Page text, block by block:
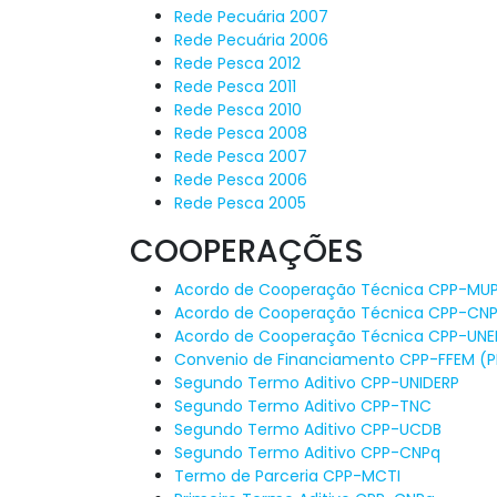
Rede Pecuária 2007
Rede Pecuária 2006
Rede Pesca 2012
Rede Pesca 2011
Rede Pesca 2010
Rede Pesca 2008
Rede Pesca 2007
Rede Pesca 2006
Rede Pesca 2005
COOPERAÇÕES
Acordo de Cooperação Técnica CPP-
Acordo de Cooperação Técnica CPP-
Acordo de Cooperação Técnica CPP-
Convenio de Financiamento CPP-FFEM
Segundo Termo Aditivo CPP-UNIDERP
Segundo Termo Aditivo CPP-TNC
Segundo Termo Aditivo CPP-UCDB
Segundo Termo Aditivo CPP-CNPq
Termo de Parceria CPP-MCTI